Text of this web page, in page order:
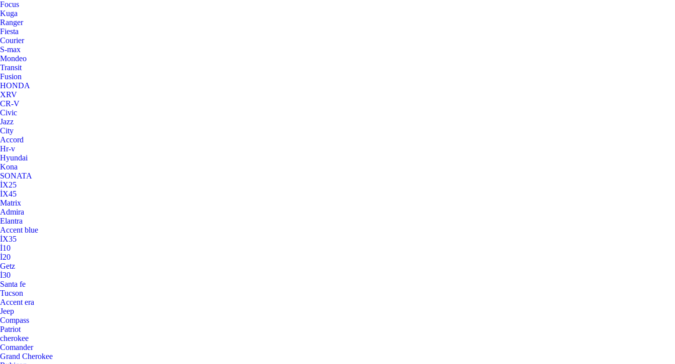
Focus
Kuga
Ranger
Fiesta
Courier
S-max
Mondeo
Transit
Fusion
HONDA
XRV
CR-V
Civic
Jazz
City
Accord
Hr-v
Hyundai
Kona
SONATA
İX25
İX45
Matrix
Admira
Elantra
Accent blue
İX35
İ10
İ20
Getz
İ30
Santa fe
Tucson
Accent era
Jeep
Compass
Patriot
cherokee
Comander
Grand Cherokee